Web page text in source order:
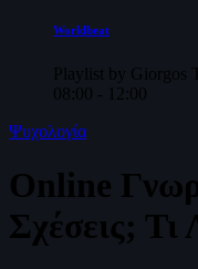
Worldbeat
Playlist by Giorgos
08:00 - 12:00
Ψυχολογία
Online
Σχέσεις; Τι